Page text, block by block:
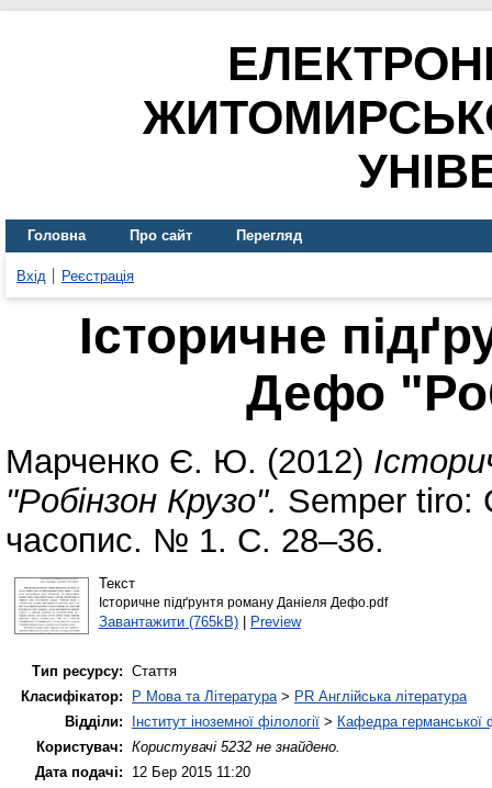
Головна Про сайт Перегляд
Вхід Реєстрація
Історичне
Дефо
Марченко Є. Ю. (2012)
"Робінзон Крузо". Semper tiro:
часопис. № 1. С. 28–36.
Текст
Історичне підґрунтя роману Даніеля Дефо.pdf
Завантажити (765kB)| Preview
Тип ресурсу: Стаття
Класифікатор:
P Мова та Література> PR Англійська література
Відділи:
Інститут іноземної філології > Кафедра германської
Користувач: Користувачі 5232 не знайдено.
Дата подачі:
12 Бер 2015 11:20